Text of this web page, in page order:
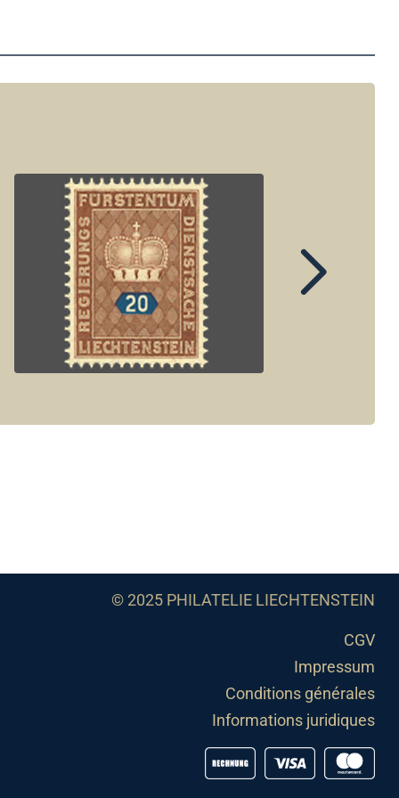
© 2025 PHILATELIE LIECHTENSTEIN
CGV
Impressum
Conditions générales
Informations juridiques